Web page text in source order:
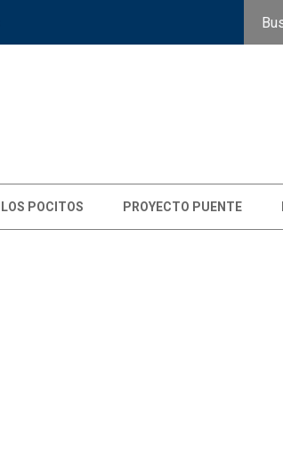
LOS POCITOS PROYECTO PUENTE